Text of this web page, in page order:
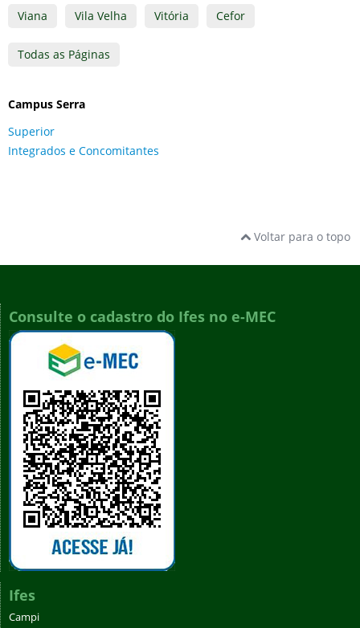
Viana Vila Velha Vitória Cefor
Todas as Páginas
Campus Serra
Superior
Integrados e Concomitantes
Voltar para o topo
Consulte o cadastro do Ifes no e-MEC
Ifes
Campi